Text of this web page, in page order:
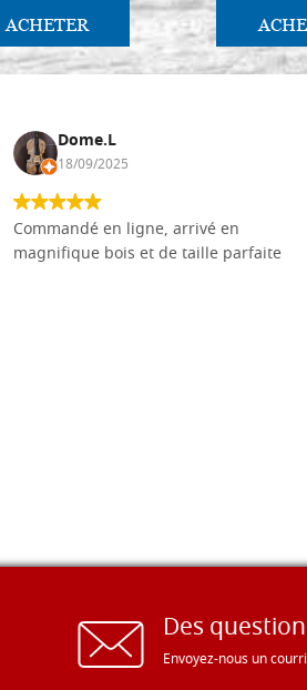
ACHETER
Dome.L
18/09/2025
Commandé en ligne, arrivé en
magnifique bois et de taille parfaite
Des
Envoyez-nous un